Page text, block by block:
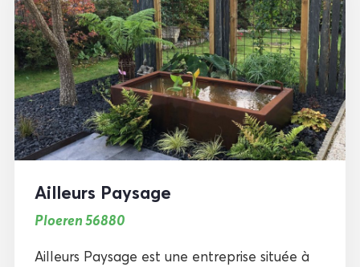
Ailleurs Paysage
Ploeren 56880
Ailleurs Paysage est une entreprise située à